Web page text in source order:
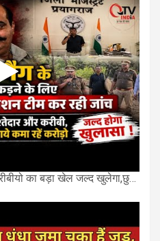
अतीक अहमद के रिश्तेदार और करीबीयो का बड़ा खेल जल्द खुलेगा,छुप कर करोड़ो कमाने वाले SIT के राडार पर